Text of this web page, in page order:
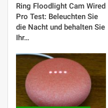
Ring Floodlight Cam Wired
Pro Test: Beleuchten Sie
die Nacht und behalten Sie
Ihr…